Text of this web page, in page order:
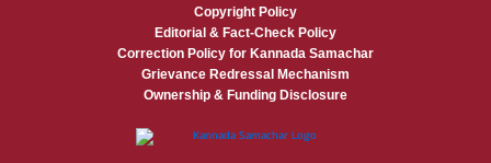
Copyright Policy
Editorial & Fact-Check Policy
Correction Policy for Kannada Samachar
Grievance Redressal Mechanism
Ownership & Funding Disclosure